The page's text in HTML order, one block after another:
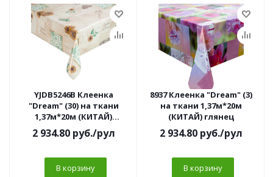
YJDB5246B Клеенка
"Dream" (30) на ткани
1,37м*20м (КИТАЙ)
глянец//
2 934.80руб./рул
В корзину
8937 Клеенка "Dream" (3)
на ткани 1,37м*20м
(КИТАЙ) глянец
2 934.80руб./рул
В корзину